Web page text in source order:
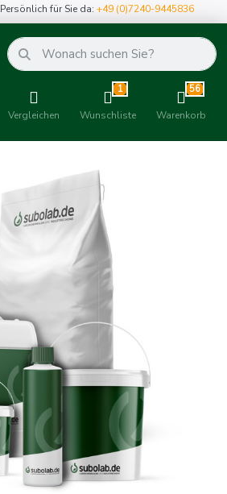
Persönlich für Sie da:+49 (0)7240-9445836
Vergleichen
1
Wunschliste
56
Warenkorb